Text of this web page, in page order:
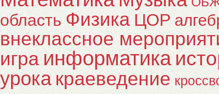
область Физика ЦОР
внеклассное
игра информатика
урока краеведение